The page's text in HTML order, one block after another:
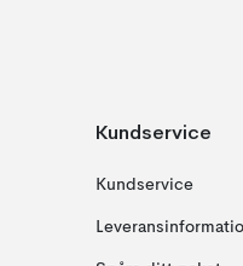
Kundservice
Kundservice